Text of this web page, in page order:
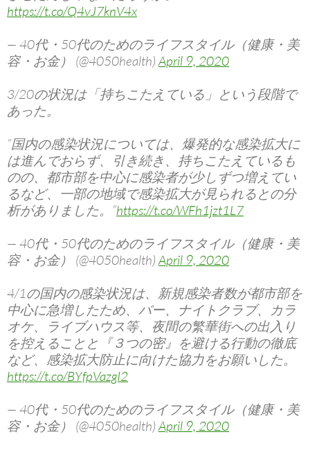
https://t.co/Q4vJ7knV4x
— 40代・50代のためのライフスタイル（健康・美
容・お金） (@4050health)April 9, 2020
3/20の状況は「持ちこたえている」という段階で
あった。
”国内の感染状況については、爆発的な感染拡大に
は進んでおらず、引き続き、持ちこたえているも
のの、都市部を中心に感染者が少しずつ増えてい
るなど、一部の地域で感染拡大が見られるとの分
析がありました。”https://t.co/WFh1jzt1L7
— 40代・50代のためのライフスタイル（健康・美
容・お金） (@4050health)April 9, 2020
4/1の国内の感染状況は、新規感染者数が都市部を
中心に急増したため、バー、ナイトクラブ、カラ
オケ、ライブハウス等、夜間の繁華街への出入り
を控えることと『３つの密』を避ける行動の徹底
など、感染拡大防止に向けた協力をお願いした。
https://t.co/BYfpVazgI2
— 40代・50代のためのライフスタイル（健康・美
容・お金） (@4050health)April 9, 2020